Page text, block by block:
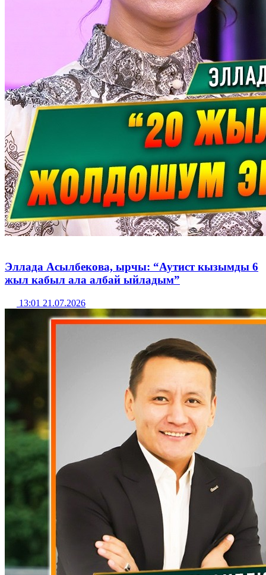
Эллада Асылбекова, ырчы: “Аутист кызымды 6
жыл кабыл ала албай ыйладым”
13:01 21.07.2026